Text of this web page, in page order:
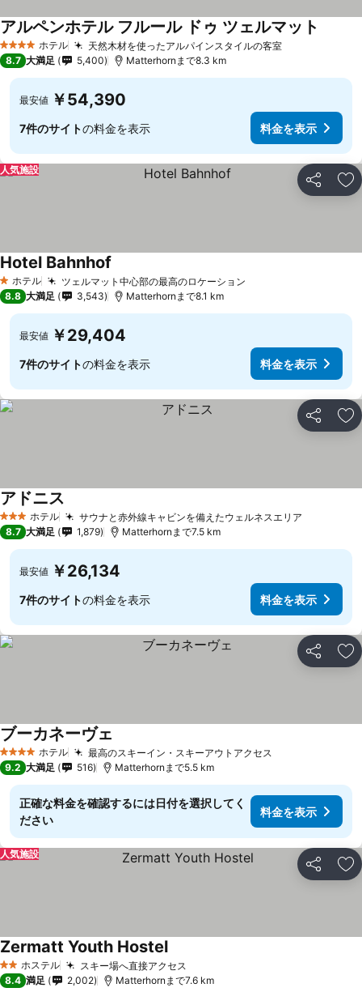
4 ホテルのランク
ホテル 天然木材を使ったアルパインスタイルの客室
アルペンホテル フルール ドゥ ツェルマット
8.7 大満足 5,400 Matterhornまで8.3 km
最安値 ￥54,390
7件のサイトの料金を表示 料金を表示
シェア お
人気施設
1 ホテルのランク
ホテル ツェルマット中心部の最高のロケーション
Hotel Bahnhof
8.8 大満足 3,543 Matterhornまで8.1 km
最安値 ￥29,404
7件のサイトの料金を表示 料金を表示
シェア お
3 ホテルのランク
ホテル サウナと赤外線キャビンを備えたウェルネスエリア
アドニス
8.7 大満足 1,879 Matterhornまで7.5 km
最安値 ￥26,134
7件のサイトの料金を表示 料金を表示
シェア お
4 ホテルのランク
ホテル 最高のスキーイン・スキーアウトアクセス
ブーカネーヴェ
9.2 大満足 516 Matterhornまで5.5 km
正確な料金を確認するには日付を選択してく
ださい
料金を表示
シェア お
人気施設
2 ホテルのランク
ホステル スキー場へ直接アクセス
Zermatt Youth Hostel
8.4 満足 2,002 Matterhornまで7.6 km